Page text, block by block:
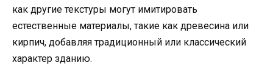
как другие текстуры могут имитировать
естественные материалы, такие как древесина или
кирпич, добавляя традиционный или классический
характер зданию.